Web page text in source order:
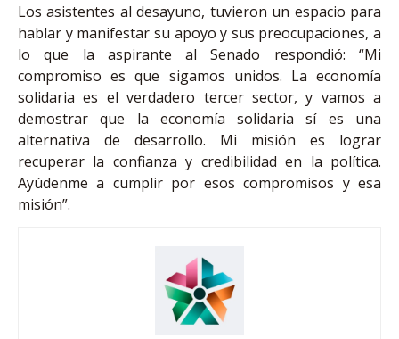
Los asistentes al desayuno, tuvieron un espacio para
hablar y manifestar su apoyo y sus preocupaciones, a
lo que la aspirante al Senado respondió: “Mi
compromiso es que sigamos unidos. La economía
solidaria es el verdadero tercer sector, y vamos a
demostrar que la economía solidaria sí es una
alternativa de desarrollo. Mi misión es lograr
recuperar la confianza y credibilidad en la política.
Ayúdenme a cumplir por esos compromisos y esa
misión”.